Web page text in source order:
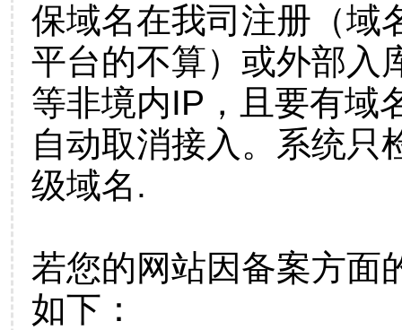
保域名在我司注册（域
平台的不算）或外部入
等非境内IP，且要有域
自动取消接入。系统只
级域名.
若您的网站因备案方面
如下：